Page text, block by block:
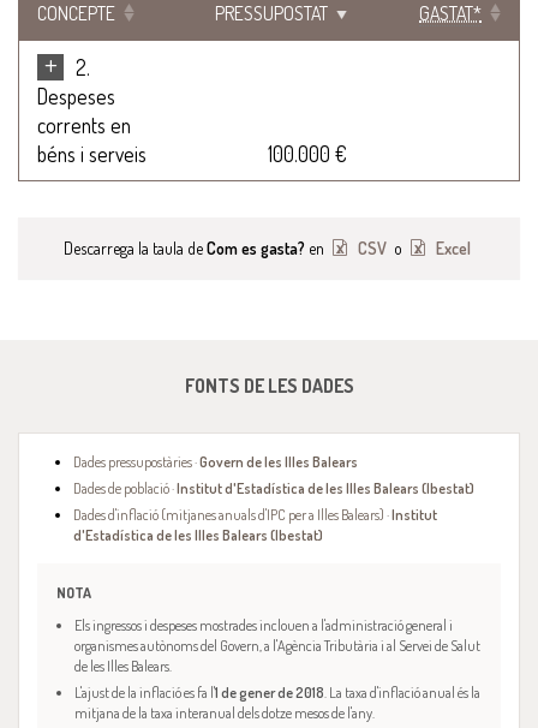
CONCEPTE PRESSUPOSTAT GASTAT*
+
2.
Despeses
corrents en
béns i serveis
100.000 €
Descarrega la taula deCom es gasta? en CSV o Excel
FONTS DE LES DADES
Dades pressupostàries ·Govern de les Illes Balears
Dades de població ·Institut d'Estadística de les Illes Balears (Ibestat)
Dades d'inflació (mitjanes anuals d'IPC per a Illes Balears) ·Institut
d'Estadística de les Illes Balears (Ibestat)
NOTA
Els ingressos i despeses mostrades inclouen a l'administració general i
organismes autònoms del Govern, a l'Agència Tributària i al Servei de Salut
de les Illes Balears.
L'ajust de la inflació es fa l'1 de gener de 2018. La taxa d'inflació anual és la
mitjana de la taxa interanual dels dotze mesos de l'any.